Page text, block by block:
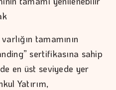
tamamının
sertifikasına sahip
en üst seviyede yer
Yatırım,